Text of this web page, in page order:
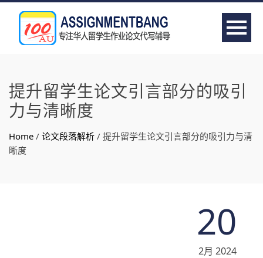
提升留学生论文引言部分的吸引
力与清晰度
Home / 论文段落解析 / 提升留学生论文引言部分的吸引力与清
晰度
20
2月 2024